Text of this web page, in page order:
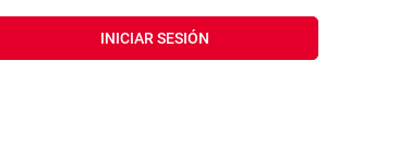
INICIAR SESIÓN